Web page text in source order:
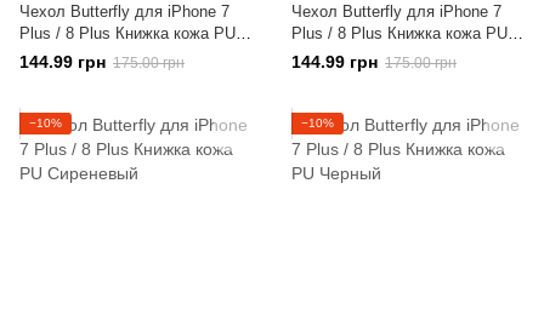
Чехол Butterfly для iPhone 7
Plus / 8 Plus Книжка кожа PU
Rose Gold
144.99 грн 175.00 грн
Чехол Butterfly для iPhone 7
Plus / 8 Plus Книжка кожа PU
Розовый
144.99 грн 175.00 грн
−10% −10%